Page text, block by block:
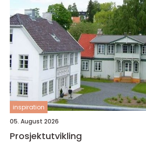
inspiration
05. August 2026
Prosjektutvikling